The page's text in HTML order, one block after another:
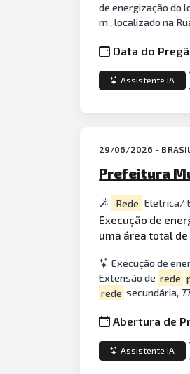
de energização do
m , localizado na
Data do
Assistente IA
29/06/2026 - BRASIL
Prefeitura
Rede Eletrica/
Execução de
uma área total de
Execução de
Extensão de rede
rede secundária,
Abertura de
Assistente IA